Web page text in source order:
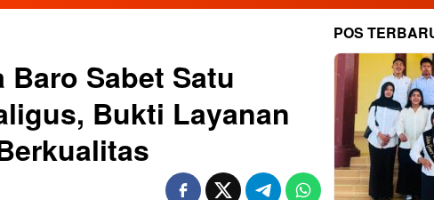
Sabet Satu
Bukti Layanan
POS